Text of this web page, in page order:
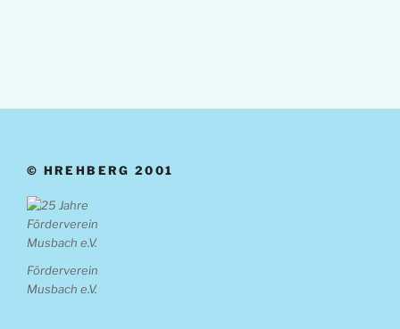
© HREHBERG 2001
Förderverein
Musbach e.V.